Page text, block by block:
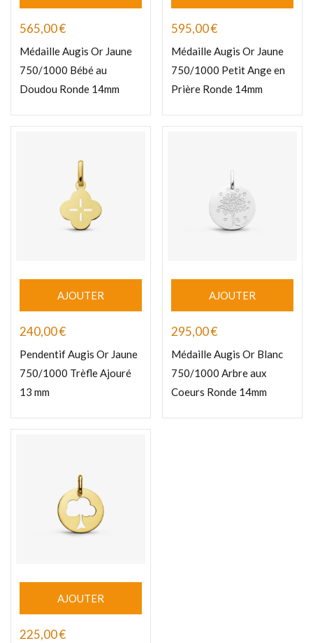
565,00€
Médaille Augis Or Jaune
750/1000 Bébé au
Doudou Ronde 14mm
595,00€
Médaille Augis Or Jaune
750/1000 Petit Ange en
Prière Ronde 14mm
AJOUTER
240,00€
Pendentif Augis Or Jaune
750/1000 Trèfle Ajouré
13 mm
AJOUTER
295,00€
Médaille Augis Or Blanc
750/1000 Arbre aux
Coeurs Ronde 14mm
AJOUTER
225,00€